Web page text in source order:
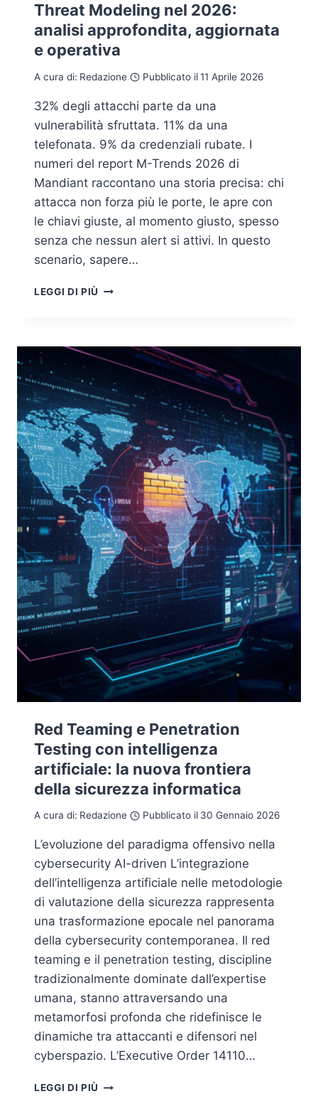
Threat Modeling nel 2026:
analisi approfondita, aggiornata
e operativa
A cura di: Redazione Pubblicato il11 Aprile 2026
32% degli attacchi parte da una
vulnerabilità sfruttata. 11% da una
telefonata. 9% da credenziali rubate. I
numeri del report M-Trends 2026 di
Mandiant raccontano una storia precisa: chi
attacca non forza più le porte, le apre con
le chiavi giuste, al momento giusto, spesso
senza che nessun alert si attivi. In questo
scenario, sapere…
LEGGI DI PIÙ THREAT
ANALISI
APPROFONDITA,
AGGIORNATA
OPERATIVA
Red Teaming e Penetration
Testing con intelligenza
artificiale: la nuova frontiera
della sicurezza informatica
A cura di: Redazione Pubblicato il 30 Gennaio 2026
L’evoluzione del paradigma offensivo nella
cybersecurity AI-driven L’integrazione
dell’intelligenza artificiale nelle metodologie
di valutazione della sicurezza rappresenta
una trasformazione epocale nel panorama
della cybersecurity contemporanea. Il red
teaming e il penetration testing, discipline
tradizionalmente dominate dall’expertise
umana, stanno attraversando una
metamorfosi profonda che ridefinisce le
dinamiche tra attaccanti e difensori nel
cyberspazio. L’Executive Order 14110…
LEGGI DI PIÙ RED